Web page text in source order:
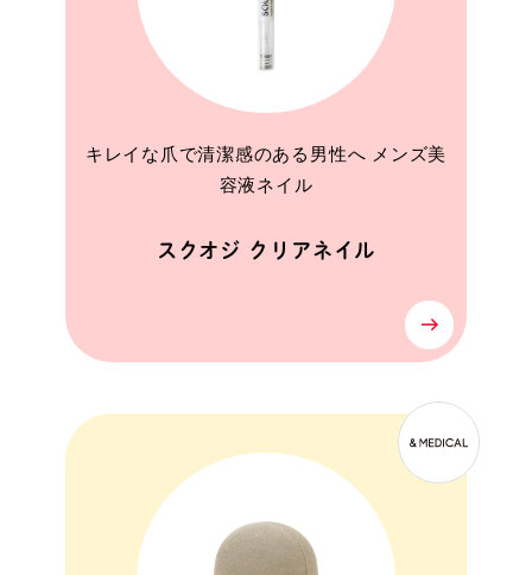
キレイな爪で清潔感のある男性へ メンズ美
容液ネイル
スクオジ クリアネイル